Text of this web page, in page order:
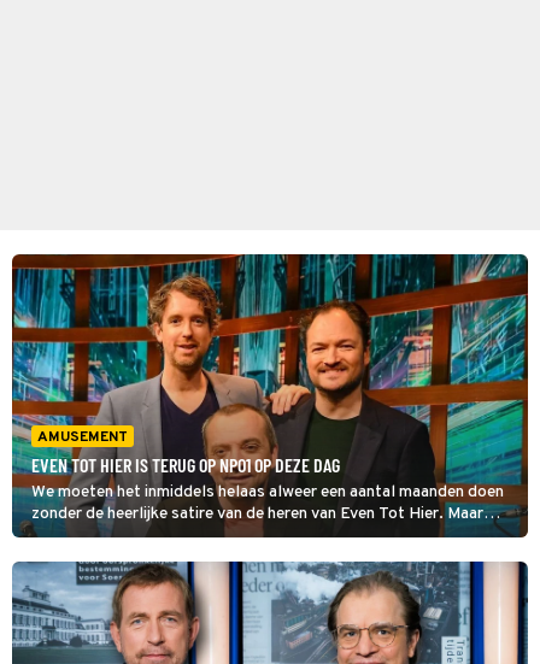
AMUSEMENT
EVEN TOT HIER IS TERUG OP NPO1 OP DEZE DAG
We moeten het inmiddels helaas alweer een aantal maanden doen
zonder de heerlijke satire van de heren van Even Tot Hier. Maar
wanneer keren Jeroen Woe, Niels van der Laan en hun muzikale
assistent Miguel Wiels weer terug op tv? Lees snel verder.